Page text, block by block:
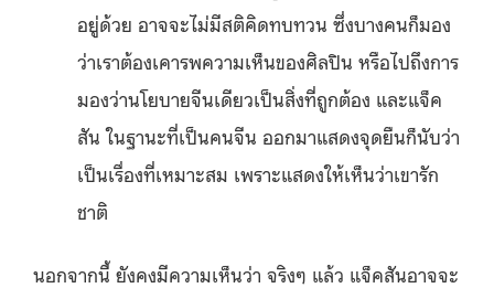
อยู่ด้วย อาจจะไม่มีสติคิดทบทวน ซึ่งบางคนก็มอง
ว่าเราต้องเคารพความเห็นของศิลปิน หรือไปถึงการ
มองว่านโยบายจีนเดียวเป็นสิ่งที่ถูกต้อง และแจ็ค
สัน ในฐานะที่เป็นคนจีน ออกมาแสดงจุดยืนก็นับว่า
เป็นเรื่องที่เหมาะสม เพราะแสดงให้เห็นว่าเขารัก
ชาติ
นอกจากนี้ ยังคงมีความเห็นว่า จริงๆ แล้ว แจ็คสันอาจจะ